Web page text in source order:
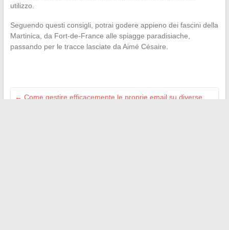
utilizzo.
Seguendo questi consigli, potrai godere appieno dei fascini della
Martinica, da Fort-de-France alle spiagge paradisiache,
passando per le tracce lasciate da Aimé Césaire.
← Come gestire efficacemente le proprie email su diverse